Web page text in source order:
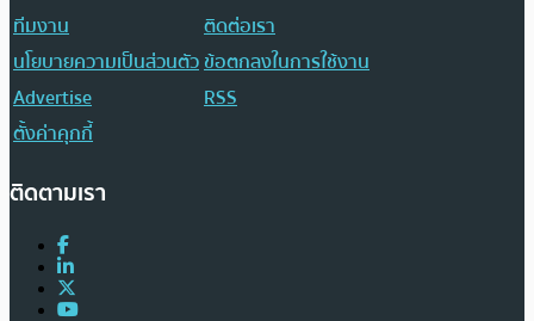
ทีมงาน
ติดต่อเรา
นโยบายความเป็นส่วนตัวข้อตกลงในการใช้งาน
Advertise
RSS
ตั้งค่าคุกกี้
ติดตามเรา